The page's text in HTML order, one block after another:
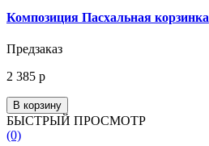
Композиция Пасхальная корзинка
Предзаказ
2 385 р
В корзину
БЫСТРЫЙ ПРОСМОТР
(0)